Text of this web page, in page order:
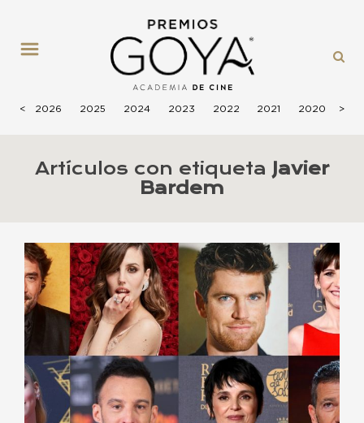
< 2026 2025 2024 2023 2022 2021 2020 >
Artículos con etiqueta Javier
Bardem